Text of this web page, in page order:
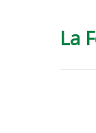
La